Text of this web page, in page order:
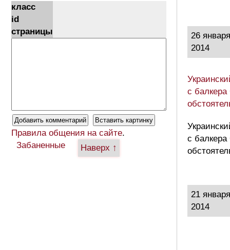
класс
id
страницы
Правила общения на сайте.
Забаненные
Наверх ↑
26 января
2014
с
с
21 января
2014